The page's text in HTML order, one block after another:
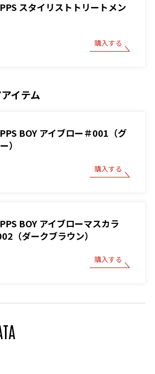
スタイリストトリートメン
購入する
イテム
BOY アイブロー＃001（グ
）
購入する
BOY アイブローマスカラ
（ダークブラウン）
購入する